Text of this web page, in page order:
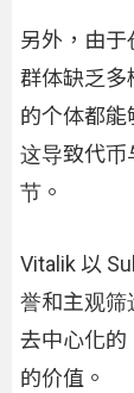
另外，由
群体缺乏多
的个体都能
这导致代币
节。
Vitalik 以
誉和主观筛
去中心化的
的价值。